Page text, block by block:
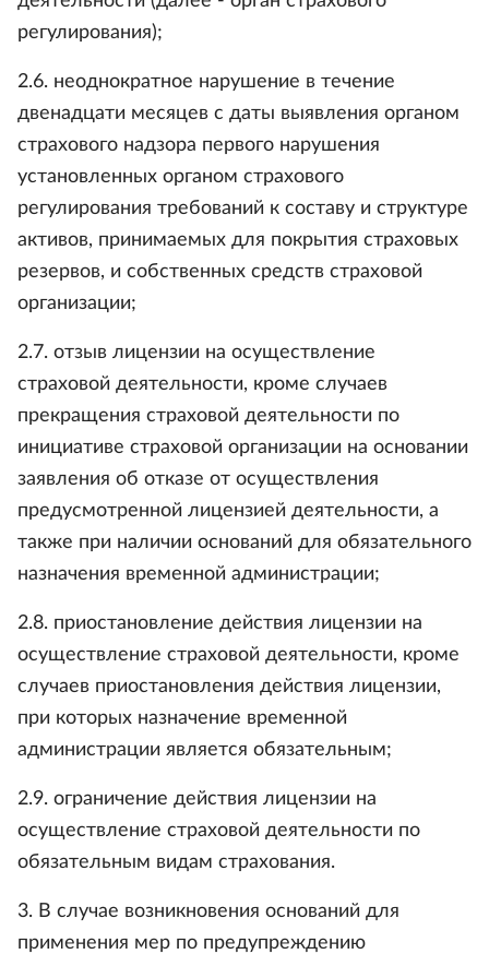
регулирования);
2.6. неоднократное нарушение в течение
двенадцати месяцев с даты выявления органом
страхового надзора первого нарушения
установленных органом страхового
регулирования требований к составу и структуре
активов, принимаемых для покрытия страховых
резервов, и собственных средств страховой
организации;
2.7. отзыв лицензии на осуществление
страховой деятельности, кроме случаев
прекращения страховой деятельности по
инициативе страховой организации на основании
заявления об отказе от осуществления
предусмотренной лицензией деятельности, а
также при наличии оснований для обязательного
назначения временной администрации;
2.8. приостановление действия лицензии на
осуществление страховой деятельности, кроме
случаев приостановления действия лицензии,
при которых назначение временной
администрации является обязательным;
2.9. ограничение действия лицензии на
осуществление страховой деятельности по
обязательным видам страхования.
3. В случае возникновения оснований для
применения мер по предупреждению